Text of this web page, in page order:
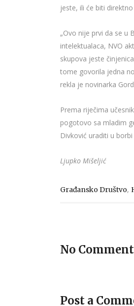
jeste, ili će biti
„Ovo nije prvi da se u
intelektualaca, NVO
skupova jeste
tome govorila jedna
rekla je novinarka
Prema riječima
pogotovo sa mladim
Divković uraditi u
Ljupko Mišeljić
Građansko Društvo,
No
Post a